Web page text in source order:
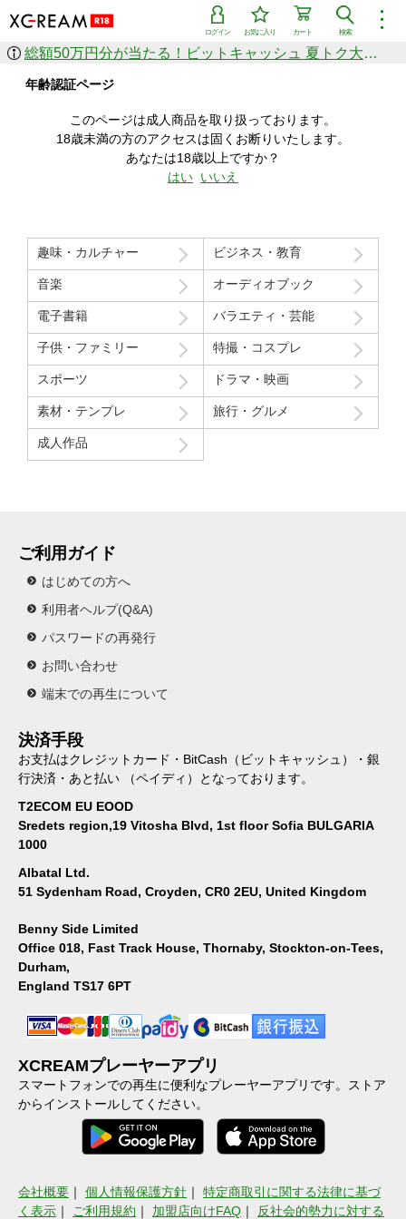
︙
検索
カート
お気に入り
ログイン
作品を探す
ジャンル
シリーズ
人気のセール中商品
新着セール中商品
すべての作品から探す
価格の安い順
価格の高い順
月間ランキング
年間ランキング
総額50万円分が当たる！ビットキャッシュ 夏トク大感謝祭
年齢認証ページ
このページは成人商品を取り扱っております。
18歳未満の方のアクセスは固くお断りいたします。
あなたは18歳以上ですか？
はい いいえ
趣味・カルチャー ビジネス・教育
音楽 オーディオブック
電子書籍 バラエティ・芸能
子供・ファミリー 特撮・コスプレ
スポーツ ドラマ・映画
素材・テンプレ 旅行・グルメ
成人作品
ご利用ガイド
はじめての方へ
利用者ヘルプ(Q&A)
パスワードの再発行
お問い合わせ
端末での再生について
決済手段
お支払はクレジットカード・BitCash（ビットキャッシュ）・銀
行決済・あと払い （ペイディ）となっております。
T2ECOM EU EOOD
Sredets region,19 Vitosha Blvd, 1st floor Sofia BULGARIA
1000
Albatal Ltd.
51 Sydenham Road, Croyden, CR0 2EU, United Kingdom
Benny Side Limited
Office 018, Fast Track House, Thornaby, Stockton-on-Tees,
Durham,
England TS17 6PT
XCREAMプレーヤーアプリ
スマートフォンでの再生に便利なプレーヤーアプリです。ストア
からインストールしてください。
会社概要 ｜ 個人情報保護方針 ｜ 特定商取引に関する法律に基づ
く表示 ｜ ご利用規約 ｜ 加盟店向けFAQ ｜ 反社会的勢力に対する